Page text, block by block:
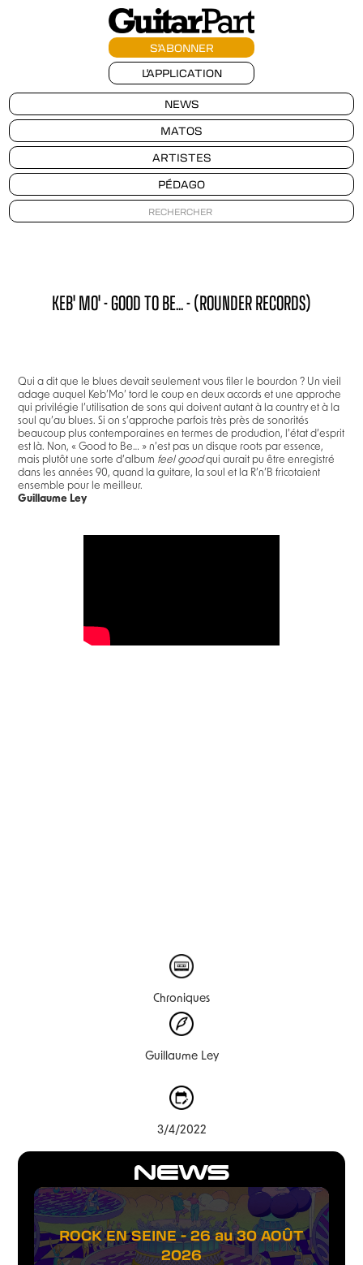
S'ABONNER
L'APPLICATION
NEWS
MATOS
ARTISTES
PÉDAGO
NEWS
ROCK EN SEINE - 26 au 30 AOÛT
2026
KEB' MO' - GOOD TO BE... - (ROUNDER RECORDS)
Qui a dit que le blues devait seulement vous filer le bourdon ? Un vieil
adage auquel Keb’Mo’ tord le coup en deux accords et une approche
qui privilégie l’utilisation de sons qui doivent autant à la country et à la
soul qu’au blues. Si on s’approche parfois très près de sonorités
beaucoup plus contemporaines en termes de production, l’état d’esprit
est là. Non, « Good to Be… » n’est pas un disque roots par essence,
mais plutôt une sorte d’album feel goodqui aurait pu être enregistré
dans les années 90, quand la guitare, la soul et la R’n’B fricotaient
ensemble pour le meilleur.
Guillaume Ley
Chroniques
Guillaume Ley
3/4/2022